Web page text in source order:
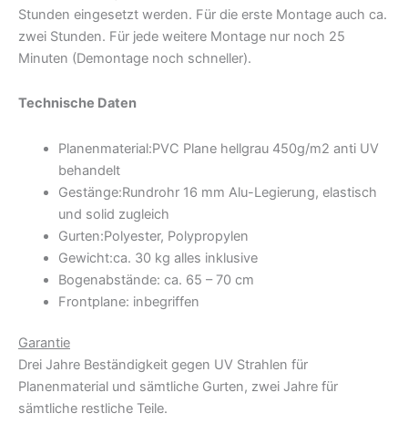
Stunden eingesetzt werden. Für die erste Montage auch ca.
zwei Stunden. Für jede weitere Montage nur noch 25
Minuten (Demontage noch schneller).
Technische Daten
Planenmaterial:PVC Plane hellgrau 450g/m2 anti UV
behandelt
Gestänge:Rundrohr 16 mm Alu-Legierung, elastisch
und solid zugleich
Gurten:Polyester, Polypropylen
Gewicht:ca. 30 kg alles inklusive
Bogenabstände: ca. 65 – 70 cm
Frontplane: inbegriffen
Garantie
Drei Jahre Beständigkeit gegen UV Strahlen für
Planenmaterial und sämtliche Gurten, zwei Jahre für
sämtliche restliche Teile.